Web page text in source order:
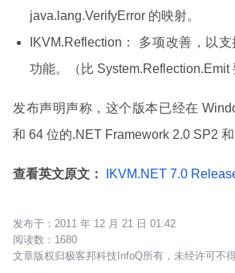
java.lang.VerifyError 的映射。
IKVM.Reflection： 多项改善，以
功能。（比 System.Reflection.Emit
发布声明声称，这个版本已经在
和 64 位的.NET Framework 2.0 SP2 和
查看英文原文： IKVM.NET 7.0
2011 年 12 月 21 日 01:42
1680
文章版权归极客邦科技InfoQ所有，未经许可不得